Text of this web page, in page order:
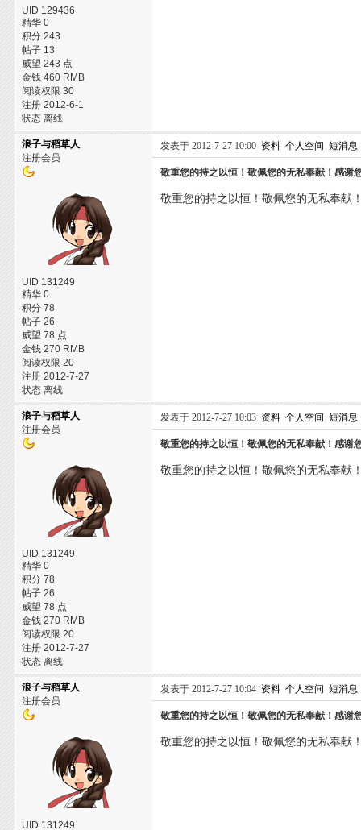
UID 129436
精华 0
积分 243
帖子 13
威望 243 点
金钱 460 RMB
阅读权限 30
注册 2012-6-1
状态 离线
浪子与稻草人
注册会员
UID 131249
精华 0
积分 78
帖子 26
威望 78 点
金钱 270 RMB
阅读权限 20
注册 2012-7-27
状态 离线
发表于 2012-7-27 10:00 资料 个人空间 短消息
敬重您的持之以恒！敬佩您的无私奉献！感谢
敬重您的持之以恒！敬佩您的无私奉献
浪子与稻草人
注册会员
UID 131249
精华 0
积分 78
帖子 26
威望 78 点
金钱 270 RMB
阅读权限 20
注册 2012-7-27
状态 离线
发表于 2012-7-27 10:03 资料 个人空间 短消息
敬重您的持之以恒！敬佩您的无私奉献！感谢
敬重您的持之以恒！敬佩您的无私奉献
浪子与稻草人
注册会员
UID 131249
发表于 2012-7-27 10:04 资料 个人空间 短消息
敬重您的持之以恒！敬佩您的无私奉献！感谢
敬重您的持之以恒！敬佩您的无私奉献